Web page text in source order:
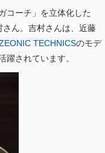
コーチ」を立体化した
さん。吉村さんは、近藤
TECHNICSのモデ
躍されています。